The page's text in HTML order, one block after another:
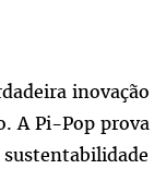
inovação
A Pi-Pop prova